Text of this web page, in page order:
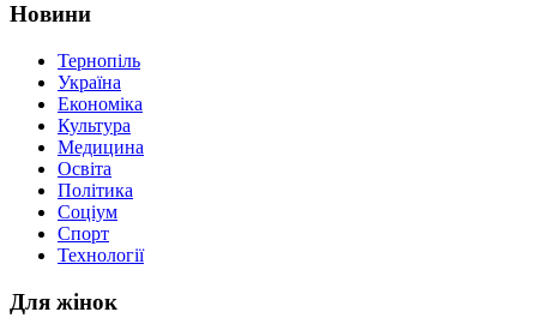
Новини
Тернопіль
Україна
Економіка
Культура
Медицина
Освіта
Політика
Соціум
Спорт
Технології
Для жінок